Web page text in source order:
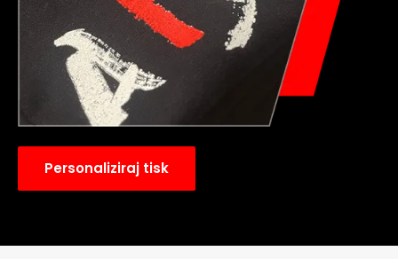
Personaliziraj tisk